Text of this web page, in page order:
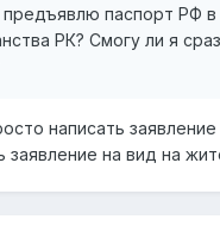
паспорт РФ
РК? Смогу ли я
написать
на вид на